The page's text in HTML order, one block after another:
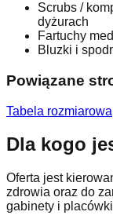
Scrubs /
dyżurach
Fartuchy
Bluzki i
Powiązane
Tabela rozmiarowa
Dla kogo
Oferta jest
zdrowia oraz do
gabinety i